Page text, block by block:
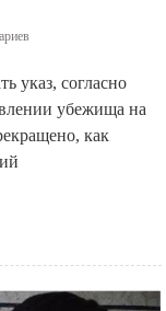
указ, согласно
убежища на
как